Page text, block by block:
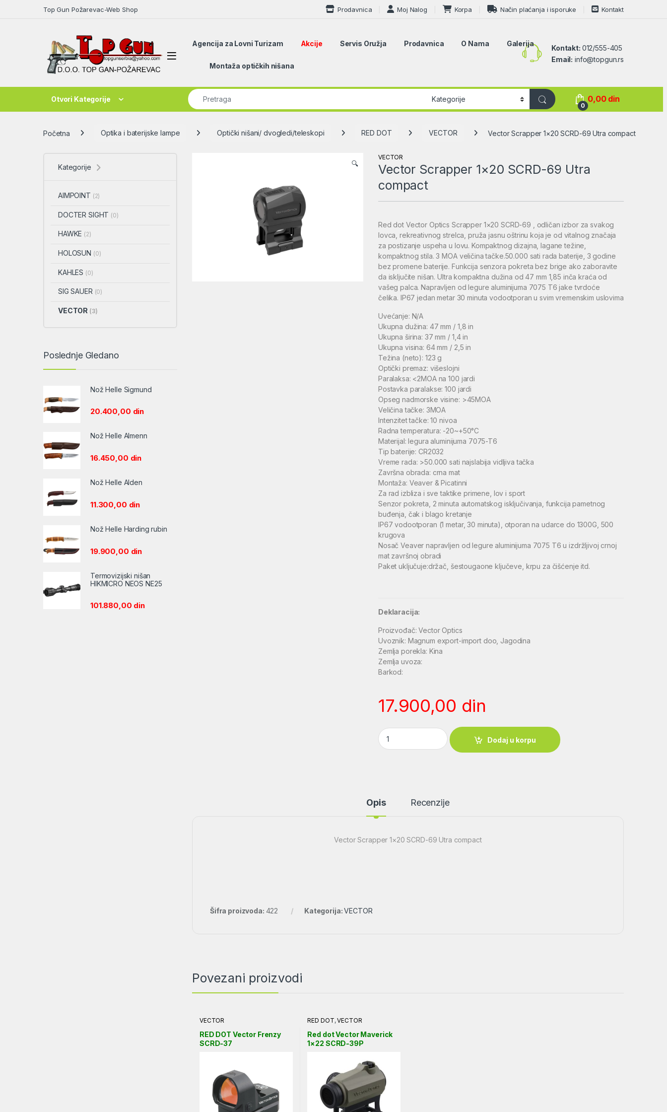
Top Gun Požarevac-Web Shop Prodavnica Moj Nalog Korpa Način plaćanja i isporuke Kontakt
Open
Agencija za Lovni Turizam Akcije Servis Oružja Prodavnica O Nama Galerija
Montaža optičkih nišana
Kontakt: 012/555-405
Email: info@topgun.rs
Otvori Kategorije
Search for:
0
0,00 din
Početna Optika i baterijske lampe Optički nišani/ dvogledi/teleskopi RED DOT VECTOR Vector Scrapper 1×20 SCRD-69 Utra compact
🔍
VECTOR
Vector Scrapper 1×20 SCRD-69 Utra
compact
Red dot Vector Optics Scrapper 1×20 SCRD-69 , odličan izbor za svakog
lovca, rekreativnog strelca, pruža jasnu oštrinu koja je od vitalnog značaja
za postizanje uspeha u lovu. Kompaktnog dizajna, lagane težine,
kompaktnog stila. 3 MOA veličina tačke.50.000 sati rada baterije, 3 godine
bez promene baterije. Funkcija senzora pokreta bez brige ako zaboravite
da isključite nišan. Ultra kompaktna dužina od 47 mm 1,85 inča kraća od
vašeg palca. Napravljen od legure aluminijuma 7075 T6 jake tvrdoće
čelika. IP67 jedan metar 30 minuta vodootporan u svim vremenskim uslovima
Uvećanje: N/A
Ukupna dužina: 47 mm / 1,8 in
Ukupna širina: 37 mm / 1,4 in
Ukupna visina: 64 mm / 2,5 in
Težina (neto): 123 g
Optički premaz: višeslojni
Paralaksa: <2MOA na 100 jardi
Postavka paralakse: 100 jardi
Opseg nadmorske visine: >45MOA
Veličina tačke: 3MOA
Intenzitet tačke: 10 nivoa
Radna temperatura: -20~+50°C
Materijal: legura aluminijuma 7075-T6
Tip baterije: CR2032
Vreme rada: >50.000 sati najslabija vidljiva tačka
Završna obrada: crna mat
Montaža: Veaver & Picatinni
Za rad izbliza i sve taktike primene, lov i sport
Senzor pokreta, 2 minuta automatskog isključivanja, funkcija pametnog
buđenja, čak i blago kretanje
IP67 vodootporan (1 metar, 30 minuta), otporan na udarce do 1300G, 500
krugova
Nosač Veaver napravljen od legure aluminijuma 7075 T6 u izdržljivoj crnoj
mat završnoj obradi
Paket uključuje:držač, šestougaone ključeve, krpu za čišćenje itd.
Deklaracija:
Proizvođač: Vector Optics
Uvoznik: Magnum export-import doo, Jagodina
Zemlja porekla: Kina
Zemlja uvoza:
Barkod:
17.900,00 din
Vector Scrapper 1x20 SCRD-69 Utra compact quantity
Dodaj u korpu
Opis Recenzije
Vector Scrapper 1×20 SCRD-69 Utra compact
Šifra proizvoda: 422 Kategorija:VECTOR
Povezani proizvodi
VECTOR
RED DOT Vector Frenzy
SCRD-37
RED DOT,VECTOR
Red dot Vector Maverick
1×22 SCRD-39P
Kategorije
AIMPOINT (2)
DOCTER SIGHT (0)
HAWKE (2)
HOLOSUN (0)
KAHLES (0)
SIG SAUER (0)
VECTOR (3)
Poslednje Gledano
Nož Helle Sigmund
20.400,00 din
Nož Helle Almenn
16.450,00 din
Nož Helle Alden
11.300,00 din
Nož Helle Harding rubin
19.900,00 din
Termovizijski nišan
HIKMICRO NEOS NE25
101.880,00 din